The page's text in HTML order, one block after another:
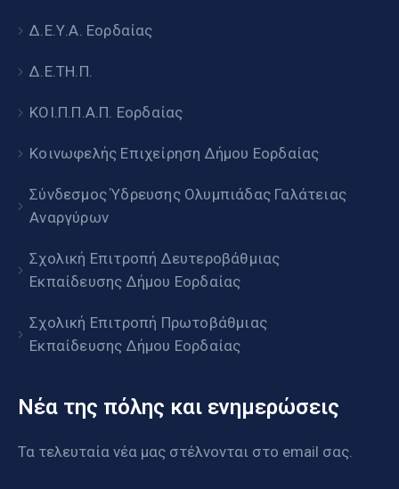
Δ.Ε.Υ.Α. Εορδαίας
Δ.Ε.ΤΗ.Π.
ΚΟΙ.Π.Π.Α.Π. Εορδαίας
Κοινωφελής Επιχείρηση Δήμου Εορδαίας
Σύνδεσμος Ύδρευσης Ολυμπιάδας Γαλάτειας
Αναργύρων
Σχολική Επιτροπή Δευτεροβάθμιας
Εκπαίδευσης Δήμου Εορδαίας
Σχολική Επιτροπή Πρωτοβάθμιας
Εκπαίδευσης Δήμου Εορδαίας
Νέα της πόλης και ενημερώσεις
Τα τελευταία νέα μας στέλνονται στο email σας.